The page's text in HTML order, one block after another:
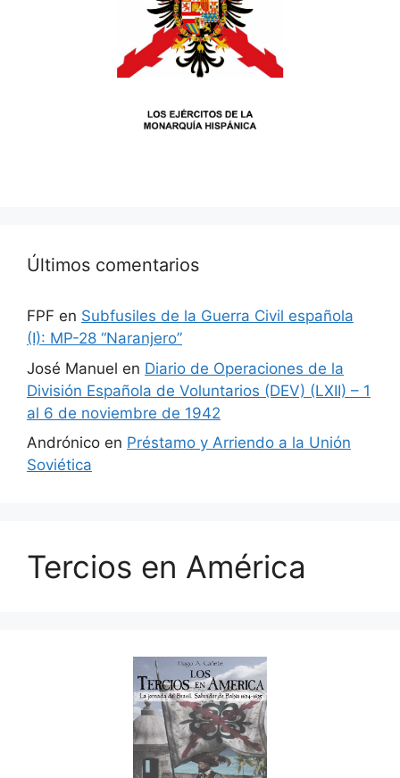
Últimos comentarios
FPF en Subfusiles de la Guerra Civil española
(I): MP-28 “Naranjero”
José Manuel en Diario de Operaciones de la
División Española de Voluntarios (DEV) (LXII) – 1
al 6 de noviembre de 1942
Andrónico en Préstamo y Arriendo a la Unión
Soviética
Tercios en América